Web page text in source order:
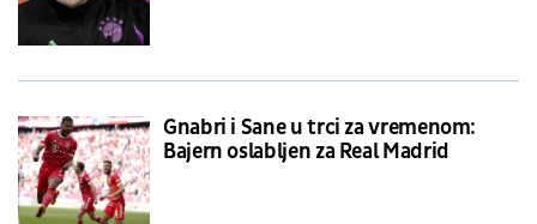
Gnabri i Sane u trci za vremenom:
Bajern oslabljen za Real Madrid